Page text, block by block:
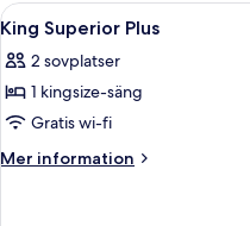
Öppna
alla
foton
för
King
Superior
3
King Superior Plus
2 sovplatser
1 kingsize-säng
Gratis wi-fi
Mer information
Mer